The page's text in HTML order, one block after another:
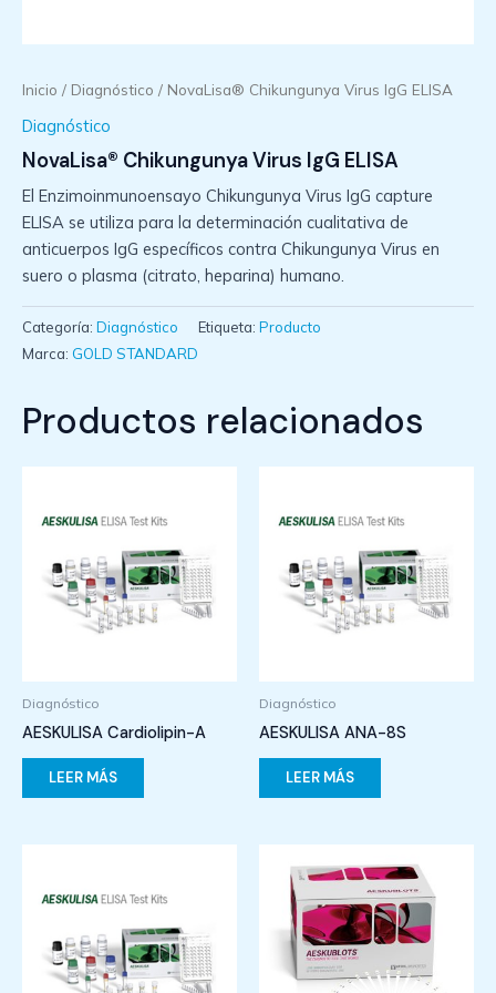
Inicio / Diagnóstico / NovaLisa® Chikungunya Virus IgG ELISA
Diagnóstico
NovaLisa® Chikungunya Virus IgG ELISA
El Enzimoinmunoensayo Chikungunya Virus IgG capture
ELISA se utiliza para la determinación cualitativa de
anticuerpos IgG específicos contra Chikungunya Virus en
suero o plasma (citrato, heparina) humano.
Categoría: Diagnóstico Etiqueta: Producto
Marca: GOLD STANDARD
Productos relacionados
Diagnóstico
AESKULISA Cardiolipin-A
LEER MÁS
Diagnóstico
AESKULISA ANA-8S
LEER MÁS